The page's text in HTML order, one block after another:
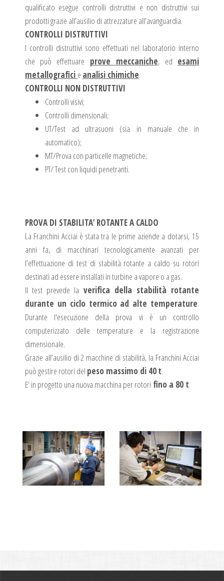
qualificato esegue controlli distruttivi e non distruttivi sui
prodotti grazie all’ausilio di attrezzature all’avanguardia.
CONTROLLI DISTRUTTIVI
I controlli distruttivi sono effettuati nel laboratorio interno
che può effettuare prove meccaniche, ed esami
metallografici e analisi chimiche.
CONTROLLI NON DISTRUTTIVI
Controlli visivi;
Controlli dimensionali;
UT/Test ad ultrasuoni (sia in manuale che in
automatico);
MT/Prova con particelle magnetiche;
PT/ Test con liquidi penetranti.
PROVA DI STABILITA’ ROTANTE A CALDO
La Franchini Acciai è stata tra le prime aziende a dotarsi, 15
anni fa, di macchinari tecnologicamente avanzati per
l’effettuazione di test di stabilità rotante a caldo su rotori
destinati ad essere installati in turbine a vapore o a gas.
Il test prevede la verifica della stabilità rotante
durante un ciclo termico ad alte temperature.
Durante l'esecuzione della prova vi è un controllo
computerizzato delle temperature e la registrazione
dimensionale.
Grazie all’ausilio di 2 macchine di stabilità, la Franchini Acciai
può gestire rotori del peso massimo di 40t.
E' in progetto una nuova macchina per rotori fino a 80 t.